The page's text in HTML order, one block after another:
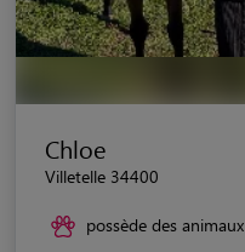
Chloe
Villetelle 34400
possède des animaux